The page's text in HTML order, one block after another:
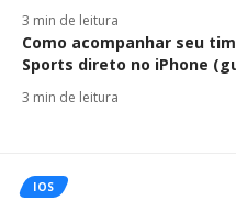
3 min de leitura
Como acompanhar seu
Sports direto no iPhone
3 min de leitura
IOS